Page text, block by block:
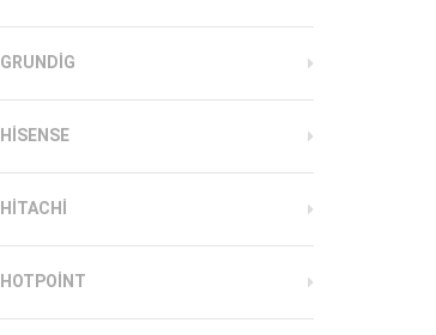
GRUNDIG
HISENSE
HITACHI
HOTPOINT